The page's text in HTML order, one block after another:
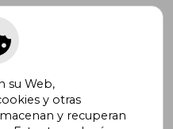
ofertas y
su Web,
y otras
y recuperan